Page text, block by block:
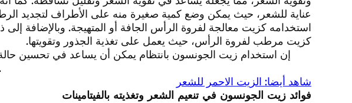
عناية للشعر، حيث يمكن وضع كمية صغيرة منه على الأطراف لتجديد
استخدامه كزيت معالجة لفروة الرأس الجافة أو المتهيجة. وبالإضافة
كزيت مرطب لفروة الرأس، حيث يعمل على تغذية الجذور وتقويتها.
إن استخدام زيت الجونسون بانتظام يمكن أن يساعد في تحسين حالة
يعتبر خياراً
شاهد أيضا: الزيت الاحمر للشعر
فوائد زيت الجونسون في تنعيم الشعر وتغذيته بالفيتامينات